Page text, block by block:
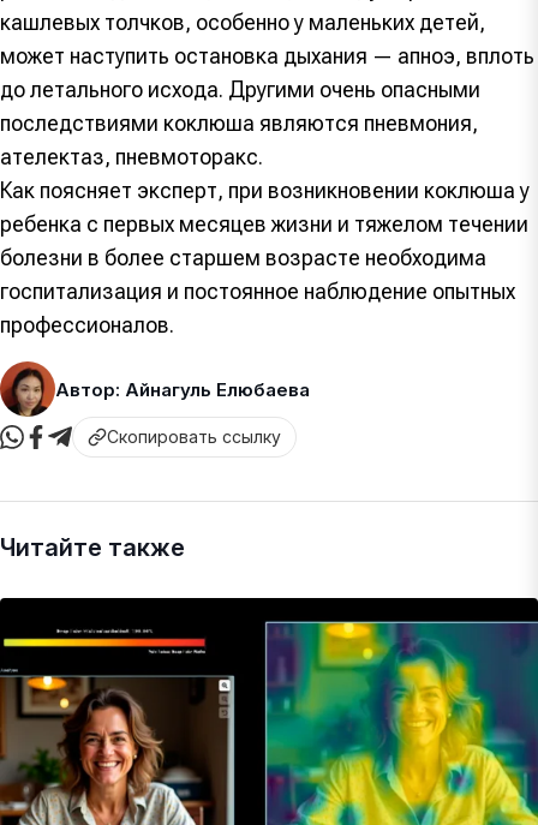
кашлевых толчков, особенно у маленьких детей,
может наступить остановка дыхания — апноэ, вплоть
до летального исхода. Другими очень опасными
последствиями коклюша являются пневмония,
ателектаз, пневмоторакс.
Как поясняет эксперт, при возникновении коклюша у
ребенка с первых месяцев жизни и тяжелом течении
болезни в более старшем возрасте необходима
госпитализация и постоянное наблюдение опытных
профессионалов.
Автор: Айнагуль Елюбаева
Скопировать ссылку
Читайте также